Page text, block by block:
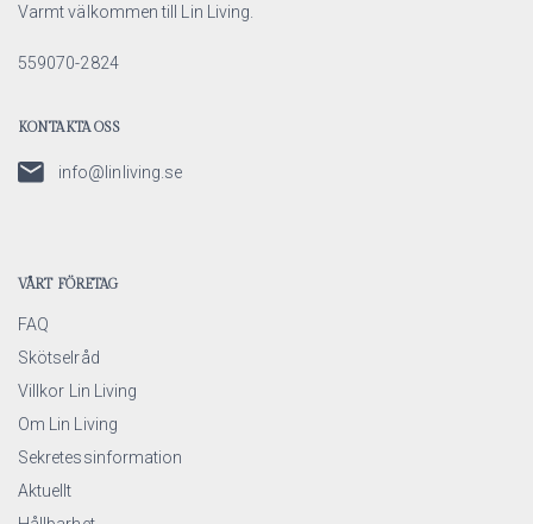
Varmt välkommen till Lin Living.
559070-2824
KONTAKTA OSS
info@linliving.se
VÅRT FÖRETAG
FAQ
Skötselråd
Villkor Lin Living
Om Lin Living
Sekretessinformation
Aktuellt